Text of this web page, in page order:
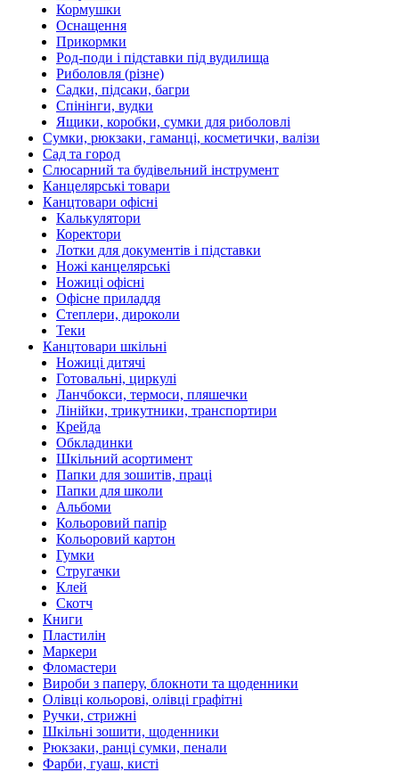
Кормушки
Оснащення
Прикормки
Род-поди і підставки під вудилища
Риболовля (різне)
Садки, підсаки, багри
Спінінги, вудки
Ящики, коробки, сумки для риболовлі
Сумки, рюкзаки, гаманці, косметички, валізи
Сад та город
Слюсарний та будівельний інструмент
Канцелярські товари
Канцтовари офісні
Калькулятори
Коректори
Лотки для документів і підставки
Ножі канцелярські
Ножиці офісні
Офісне приладдя
Степлери, дироколи
Теки
Канцтовари шкільні
Ножиці дитячі
Готовальні, циркулі
Ланчбокси, термоси, пляшечки
Лінійки, трикутники, транспортири
Крейда
Обкладинки
Шкільний асортимент
Папки для зошитів, праці
Папки для школи
Альбоми
Кольоровий папір
Кольоровий картон
Гумки
Стругачки
Клей
Скотч
Книги
Пластилін
Маркери
Фломастери
Вироби з паперу, блокноти та щоденники
Олівці кольорові, олівці графітні
Ручки, стрижні
Шкільні зошити, щоденники
Рюкзаки, ранці сумки, пенали
Фарби, гуаш, кисті